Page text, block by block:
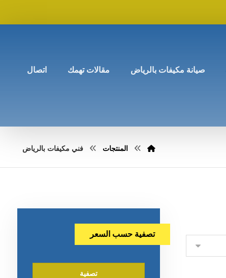
صيانة مكيفات بالرياض مقالات تهمك اتصال
المنتجات فني مكيفات بالرياض
تصفية حسب السعر
تصفية